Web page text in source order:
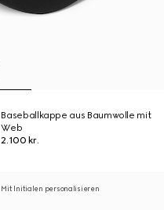
Baseballkappe aus Baumwolle mit
Web
2.100 kr.
Mit Initialen personalisieren